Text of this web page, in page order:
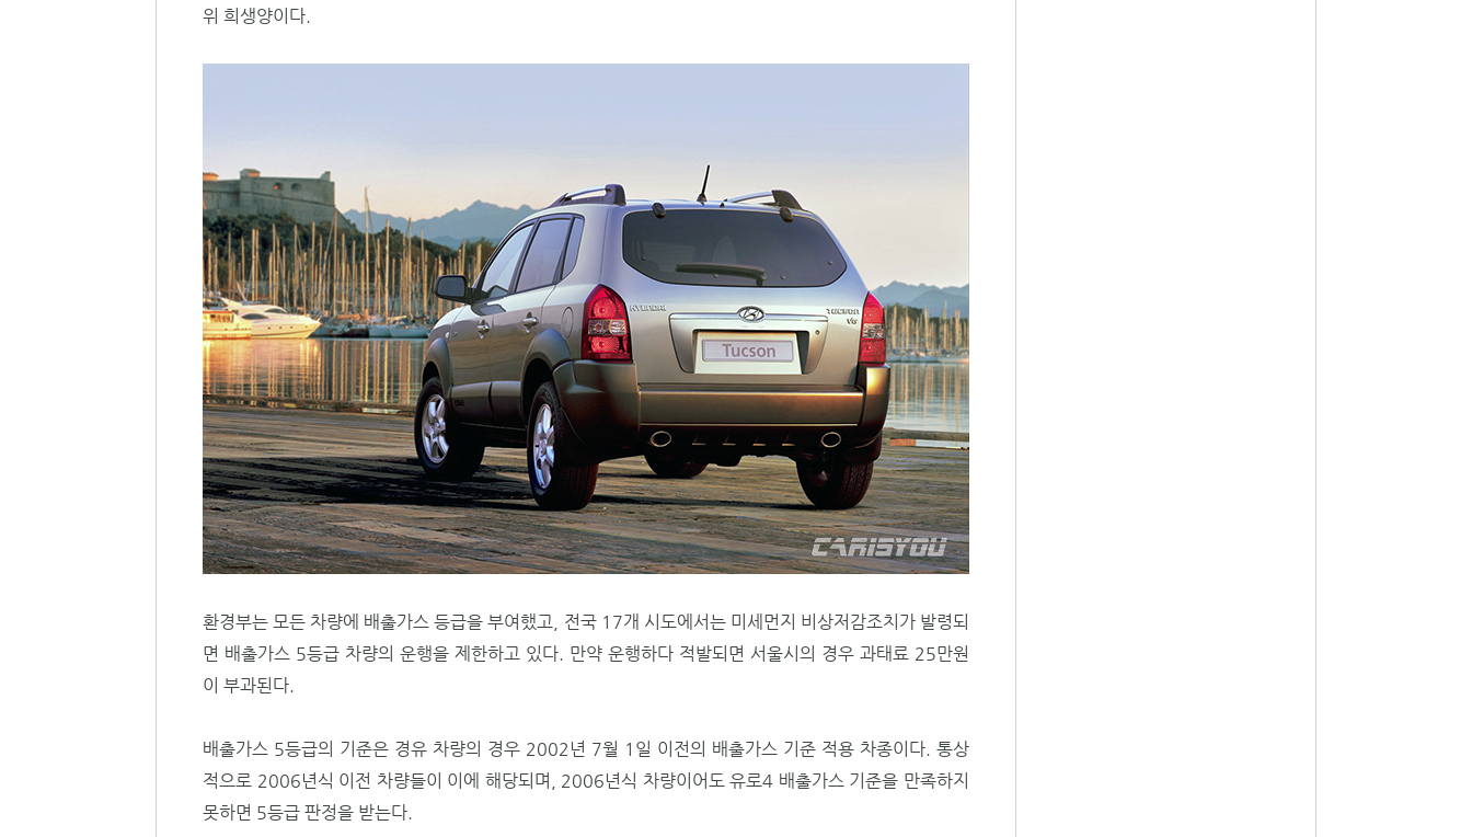
위 희생양이다.
환경부는 모든 차량에 배출가스 등급을 부여했고, 전국 17개 시도에서는 미세먼지 비상저감조치가 발령되
면 배출가스 5등급 차량의 운행을 제한하고 있다. 만약 운행하다 적발되면 서울시의 경우 과태료 25만원
이 부과된다.
배출가스 5등급의 기준은 경유 차량의 경우 2002년 7월 1일 이전의 배출가스 기준 적용 차종이다. 통상
적으로 2006년식 이전 차량들이 이에 해당되며, 2006년식 차량이어도 유로4 배출가스 기준을 만족하지
못하면 5등급 판정을 받는다.